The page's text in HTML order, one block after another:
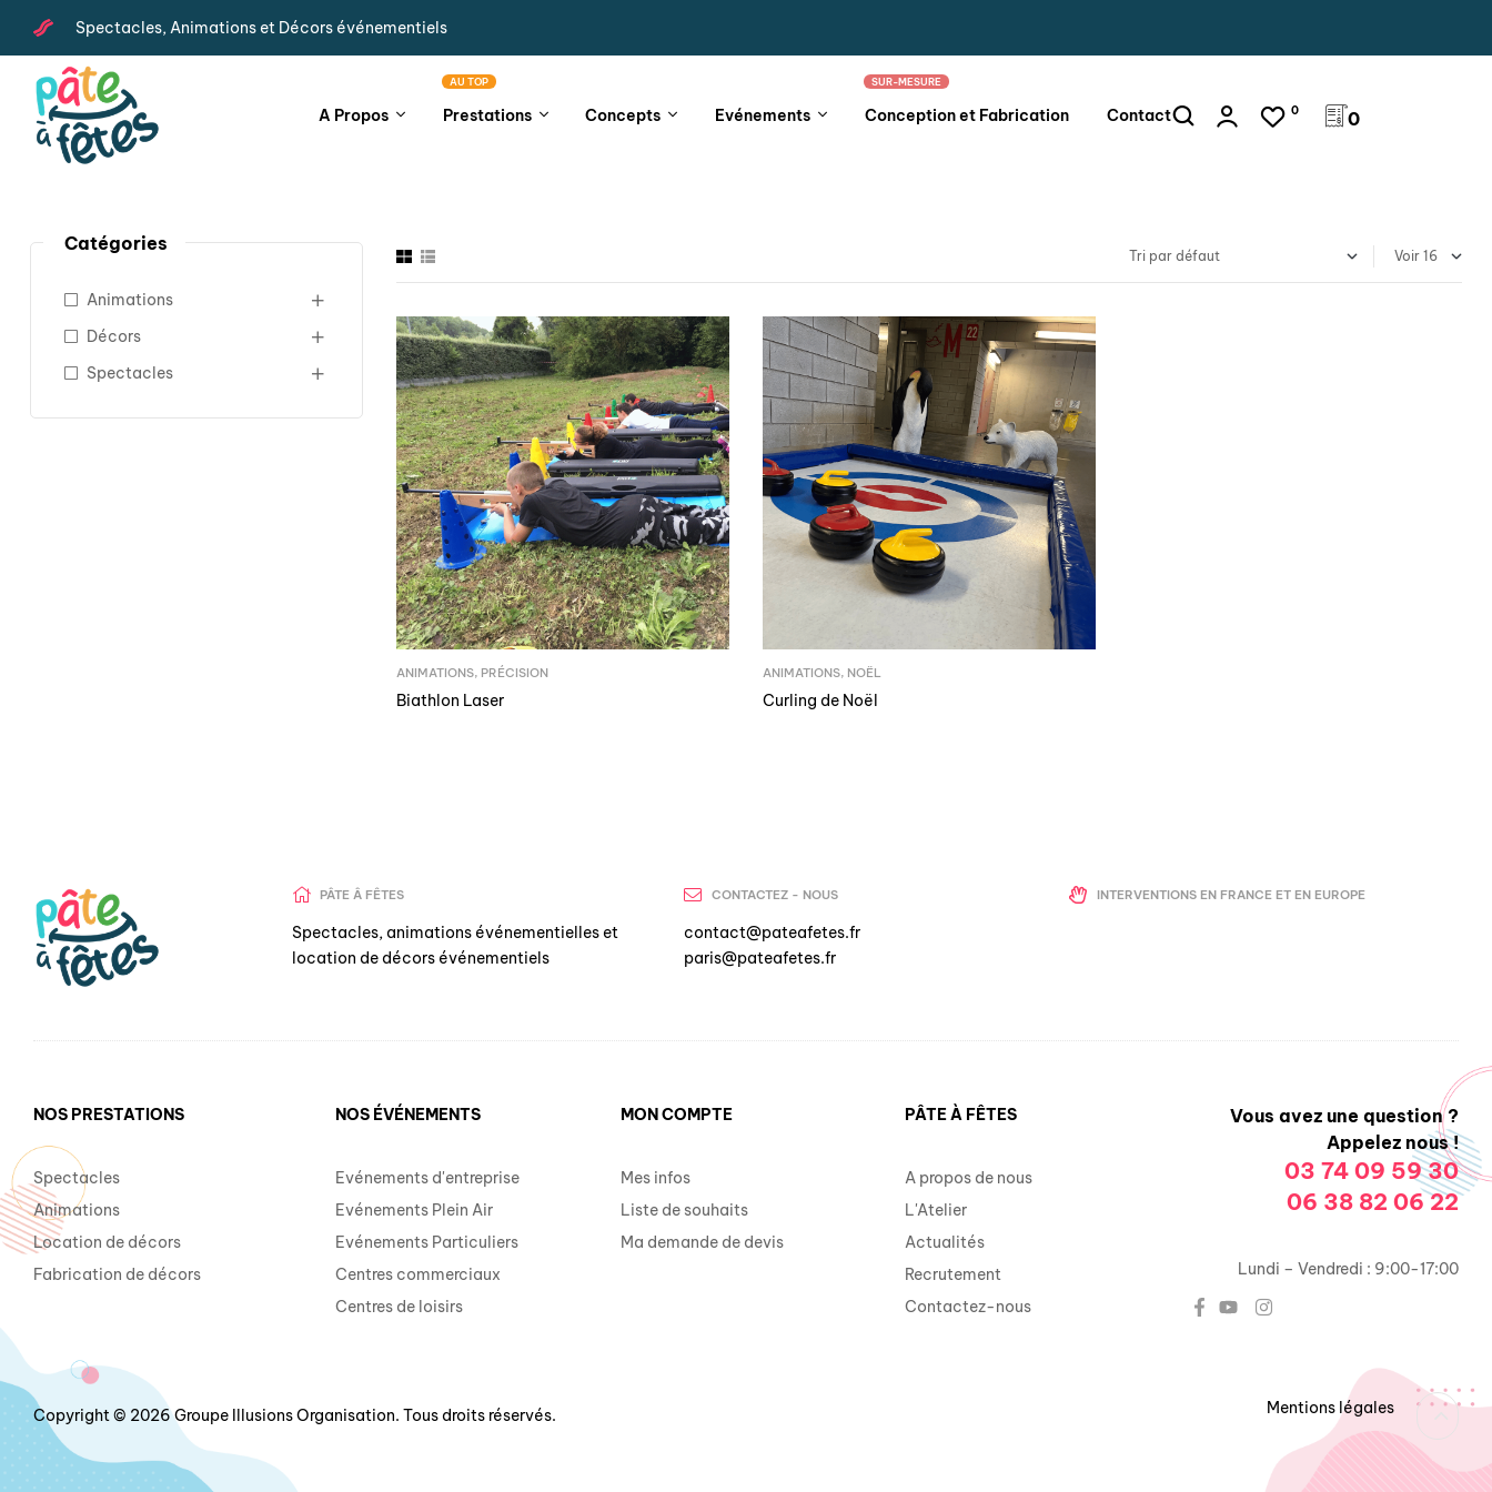
Spectacles, Animations et Décors événementiels
A Propos Prestations
AU TOP
Concepts Evénements Conception et Fabrication
SUR-MESURE
Contact 0 0
Voir
ANIMATIONS, PRÉCISION
Biathlon Laser
ANIMATIONS, NOËL
Curling de Noël
Catégories
Animations
Décors
Spectacles
PÂTE Â FÊTES
Spectacles, animations événementielles et
location de décors événementiels
CONTACTEZ - NOUS
contact@pateafetes.fr
paris@pateafetes.fr
INTERVENTIONS EN FRANCE ET EN EUROPE
NOS PRESTATIONS
Spectacles
Animations
Location de décors
Fabrication de décors
NOS ÉVÉNEMENTS
Evénements d'entreprise
Evénements Plein Air
Evénements Particuliers
Centres commerciaux
Centres de loisirs
MON COMPTE
Mes infos
Liste de souhaits
Ma demande de devis
PÂTE À FÊTES
A propos de nous
L'Atelier
Actualités
Recrutement
Contactez-nous
Vous avez une question ?
Appelez nous !
03 74 09 59 30
06 38 82 06 22
Lundi – Vendredi : 9:00-17:00
Copyright © 2026 Groupe Illusions Organisation. Tous droits réservés. Mentions légales